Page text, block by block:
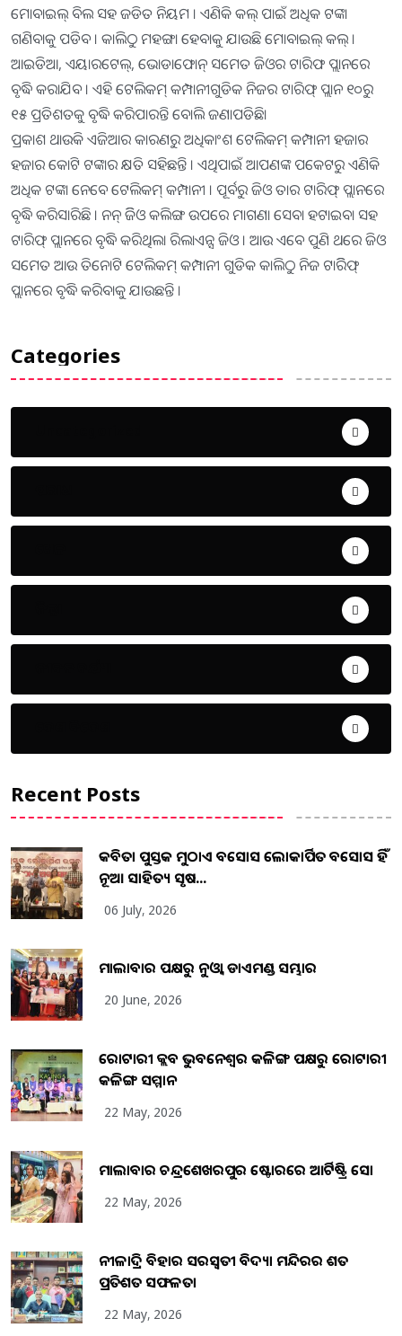
ମୋବାଇଲ୍ ବିଲ ସହ ଜଡିତ ନିୟମ । ଏଣିକି କଲ୍ ପାଇଁ ଅଧିକ ଟଙ୍କା
ଗଣିବାକୁ ପଡିବ । କାଲିଠୁ ମହଙ୍ଗା ହେବାକୁ ଯାଉଛି ମୋବାଇଲ୍ କଲ୍ ।
ଆଇଡିଆ, ଏୟାରଟେଲ୍, ଭୋଡାଫୋନ୍ ସମେତ ଜିଓର ଟାରିଫ ପ୍ଲାନରେ
ବୃଦ୍ଧି କରାଯିବ । ଏହି ଟେଲିକମ୍ କମ୍ପାନୀଗୁଡିକ ନିଜର ଟାରିଫ୍ ପ୍ଲାନ ୧୦ରୁ
୧୫ ପ୍ରତିଶତକୁ ବୃଦ୍ଧି କରିପାରନ୍ତି ବୋଲି ଜଣାପଡିଛି।
ପ୍ରକାଶ ଥାଉକି ଏଜିଆର କାରଣରୁ ଅଧିକାଂଶ ଟେଲିକମ୍ କମ୍ପାନୀ ହଜାର
ହଜାର କୋଟି ଟଙ୍କାର କ୍ଷତି ସହିଛନ୍ତି । ଏଥିପାଇଁ ଆପଣଙ୍କ ପକେଟରୁ ଏଣିକି
ଅଧିକ ଟଙ୍କା ନେବେ ଟେଲିକମ୍ କମ୍ପାନୀ । ପୂର୍ବରୁ ଜିଓ ତାର ଟାରିଫ୍ ପ୍ଲାନରେ
ବୃଦ୍ଧି କରିସାରିଛି । ନନ୍ ଜିିଓ କଲିଙ୍ଗ ଉପରେ ମାଗଣା ସେବା ହଟାଇବା ସହ
ଟାରିଫ୍ ପ୍ଲାନରେ ବୃଦ୍ଧି କରିଥିଲା ରିଲାଏନ୍ସ ଜିଓ । ଆଉ ଏବେ ପୁଣି ଥରେ ଜିଓ
ସମେତ ଆଉ ତିନୋଟି ଟେଲିକମ୍ କମ୍ପାନୀ ଗୁଡିକ କାଲିଠୁ ନିଜ ଟାରିିଫ୍
ପ୍ଲାନରେ ବୃଦ୍ଧି କରିବାକୁ ଯାଉଛନ୍ତି ।
Categories
Recent Posts
କବିତା ପୁସ୍ତକ ମୁଠାଏ ଅବସୋସ ଲୋକାର୍ପିତ ଅବସୋସ ହିଁ
ନୂଆ ସାହିତ୍ୟ ସୃଷ...
06 July, 2026
ମାଲାବାର ପକ୍ଷରୁ ନୁଓ୍ବା ଡାଏମଣ୍ଡ ସମ୍ଭାର
20 June, 2026
ରୋଟାରୀ କ୍ଲବ ଭୁବନେଶ୍ୱର କଳିଙ୍ଗ ପକ୍ଷରୁ ରୋଟାରୀ
କଳିଙ୍ଗ ସମ୍ମାନ
22 May, 2026
ମାଲାବାର ଚନ୍ଦ୍ରଶେଖରପୁର ଷ୍ଟୋରରେ ଆର୍ଟିଷ୍ଟ୍ରି ସୋ
22 May, 2026
ନୀଳାଦ୍ରି ବିହାର ସରସ୍ୱତୀ ବିଦ୍ୟା ମନ୍ଦିରର ଶତ
ପ୍ରତିଶତ ସଫଳତା
22 May, 2026